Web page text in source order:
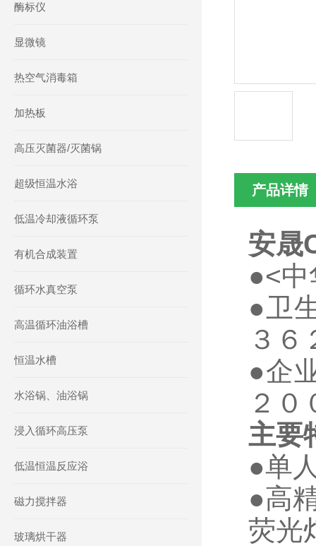
酶标仪
显微镜
热空气消毒箱
加热板
高压灭菌器/灭菌锅
超级恒温水浴
低温冷却液循环泵
有机合成装置
循环水真空泵
高温循环油浴槽
恒温水槽
水浴锅、油浴锅
浸入循环高压泵
低温恒温反应浴
磁力搅拌器
玻璃烘干器
产品详情
安晟
●<
●卫
３
●企
２
主要
●单
●高
荧光